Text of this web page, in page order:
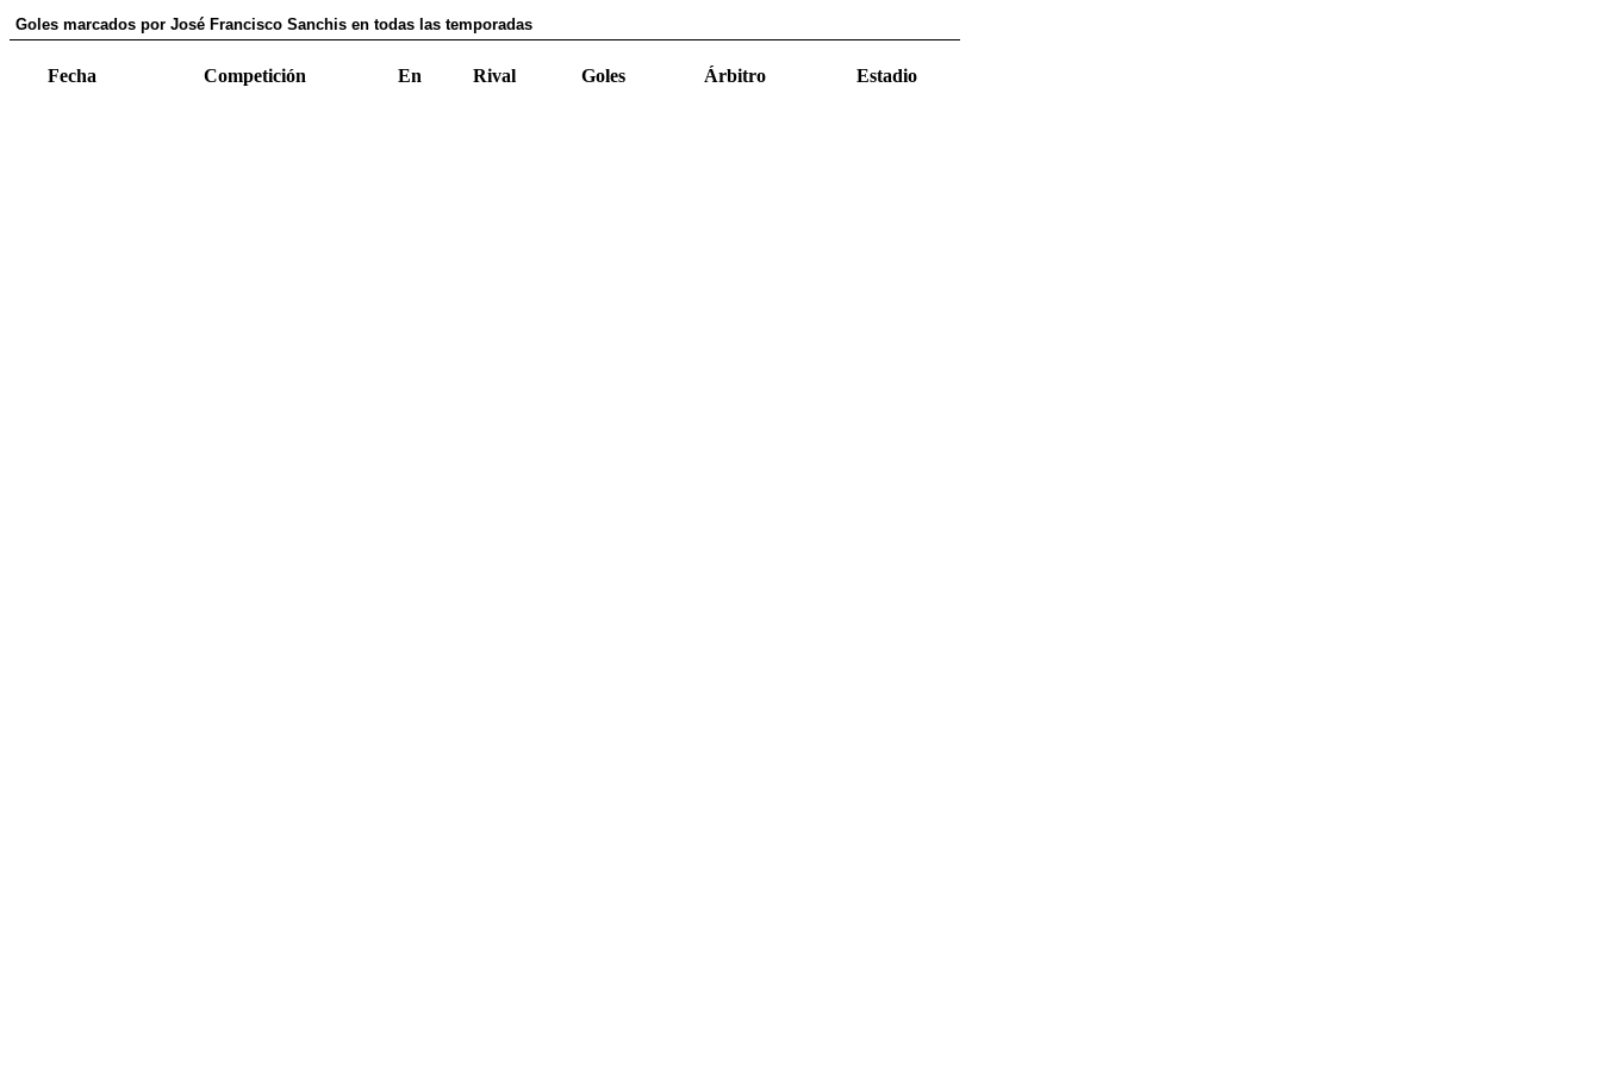
Goles marcados por José Francisco Sanchis en todas las temporadas
Fecha Competición En Rival Goles Árbitro Estadio